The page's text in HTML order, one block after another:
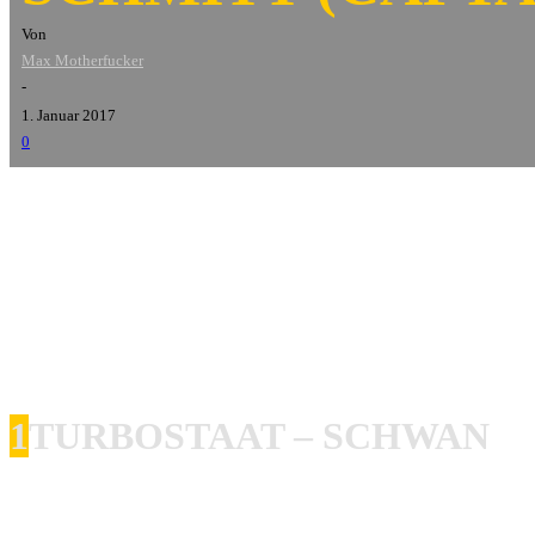
Von
Max Motherfucker
-
1. Januar 2017
0
1TURBOSTAAT – SCHWAN